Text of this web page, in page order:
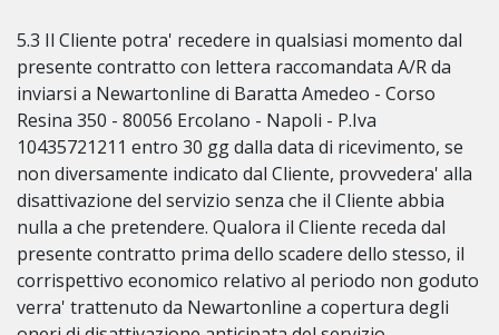
5.3 Il Cliente potra' recedere in qualsiasi momento dal
presente contratto con lettera raccomandata A/R da
inviarsi a Newartonline di Baratta Amedeo - Corso
Resina 350 - 80056 Ercolano - Napoli - P.Iva
10435721211 entro 30 gg dalla data di ricevimento, se
non diversamente indicato dal Cliente, provvedera' alla
disattivazione del servizio senza che il Cliente abbia
nulla a che pretendere. Qualora il Cliente receda dal
presente contratto prima dello scadere dello stesso, il
corrispettivo economico relativo al periodo non goduto
verra' trattenuto da Newartonline a copertura degli